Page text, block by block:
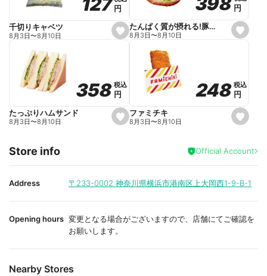
i
e
i
e
s
e
o
r
i
e
円
円
千切りキャベツ
8月3日〜8月10日
s
e
o
r
i
e
円
円
たんぱく質が摂れる!豚しゃぶのパスタサラダ
8月3日〜8月10日
s
e
i
t
358
358税込
税込
円
円
たっぷりハムサンド
8月3日〜8月10日
s
e
a
i
t
248
248 税込
税込
円
円
ファミチキ
8月3日〜8月10日
Store info Official Account
Address 〒233-0002 神奈川県横浜市港南区上大岡西1-9-B-1
Opening hours 変更となる場合がございますので、店舗にてご確認を
お願いします。
Nearby Stores